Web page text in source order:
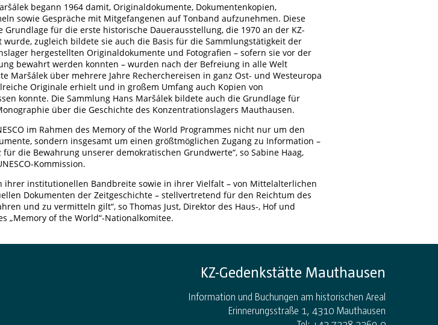
begann 1964 damit, Originaldokumente, Dokumentenkopien,
sowie Gespräche mit Mitgefangenen auf Tonband aufzunehmen. Diese
für die erste historische Dauerausstellung, die 1970 an der KZ-
zugleich bildete sie auch die Basis für die Sammlungstätigkeit der
hergestellten Originaldokumente und Fotografien – sofern sie vor der
bewahrt werden konnten – wurden nach der Befreiung in alle Welt
Maršálek über mehrere Jahre Recherchereisen in ganz Ost- und Westeuropa
Originale erhielt und in großem Umfang auch Kopien von
konnte. Die Sammlung Hans Maršálek bildete auch die Grundlage für
über die Geschichte des Konzentrationslagers Mauthausen.
im Rahmen des Memory of the World Programmes nicht nur um den
sondern insgesamt um einen größtmöglichen Zugang zu Information –
die Bewahrung unserer demokratischen Grundwerte“, so Sabine Haag,
Kommission.
ihrer institutionellen Bandbreite sowie in ihrer Vielfalt – von Mittelalterlichen
Dokumenten der Zeitgeschichte – stellvertretend für den Reichtum des
und zu vermitteln gilt“, so Thomas Just, Direktor des Haus-, Hof und
„Memory of the World“-Nationalkomitee.
KZ-Gedenkstätte Mauthausen
Information und Buchungen am historischen Areal
Erinnerungsstraße 1, 4310 Mauthausen